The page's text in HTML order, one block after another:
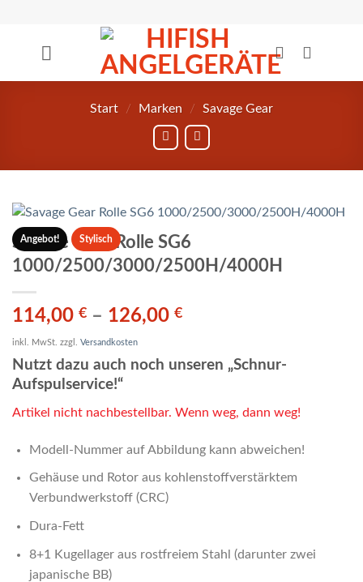
springen
Start / Marken / Savage Gear
Angebot! Stylisch
Savage Gear Rolle SG6
1000/2500/3000/2500H/4000H
114,00 € – 126,00 €
inkl. MwSt. zzgl. Versandkosten
Nutzt dazu auch noch unseren „Schnur-
Aufspulservice!“
Artikel nicht nachbestellbar. Wenn weg, dann weg!
Modell-Nummer auf Abbildung kann abweichen!
Gehäuse und Rotor aus kohlenstoffverstärktem
Verbundwerkstoff (CRC)
Dura-Fett
8+1 Kugellager aus rostfreiem Stahl (darunter zwei
japanische BB)